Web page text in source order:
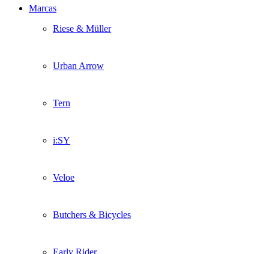
Marcas
Riese & Müller
Urban Arrow
Tern
i:SY
Veloe
Butchers & Bicycles
Early Rider